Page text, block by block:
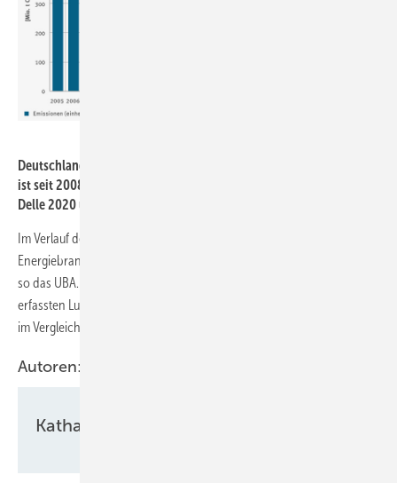
Deutschland Ausstoß von CO₂-Äquivalenten innerhalb des ETS-1
ist seit 2008 deutlich zurück. Gut zu erkennen sind die Corona-
Delle 2020 und die Auswirkungen der Finanzkrise 2009.
Im Verlauf der 20 Jahre gingen in Deutschland die Emissionen der
Energiebranche mit minus 54 Prozent um mehr als die Hälfte zurück,
so das UBA. In der Industrie waren es rund 29 Prozent. Im seit 2012
erfassten Luftverkehr sind die Emissionen hingegen zuletzt gestiegen -
im Vergleich zum Vorjahr um rund 16 Prozent.
Autoren:
Katharina Wolf